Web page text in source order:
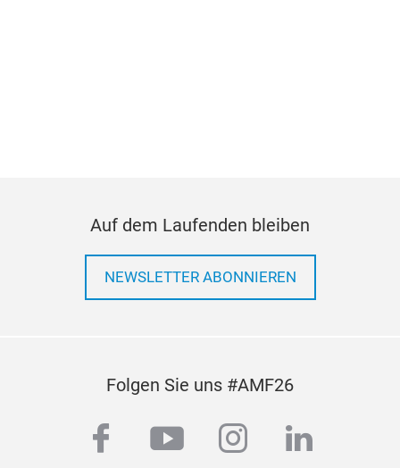
Auf dem Laufenden bleiben
NEWSLETTER ABONNIEREN
Folgen Sie uns #AMF26
facebook
youtubeinstagram
linkedin